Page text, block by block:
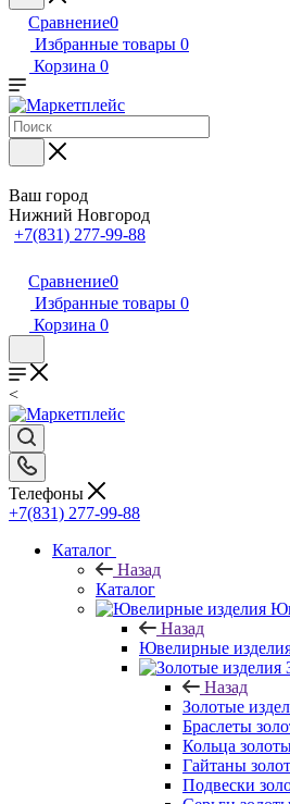
Сравнение0
Избранные товары 0
Корзина 0
Ваш город
Нижний Новгород
+7(831) 277-99-88
Сравнение0
Избранные товары 0
Корзина 0
<
Телефоны
+7(831) 277-99-88
Каталог
Назад
Каталог
Назад
Ювелирные
Назад
Золотые
Браслеты
Кольца
Гайтаны
Подвески